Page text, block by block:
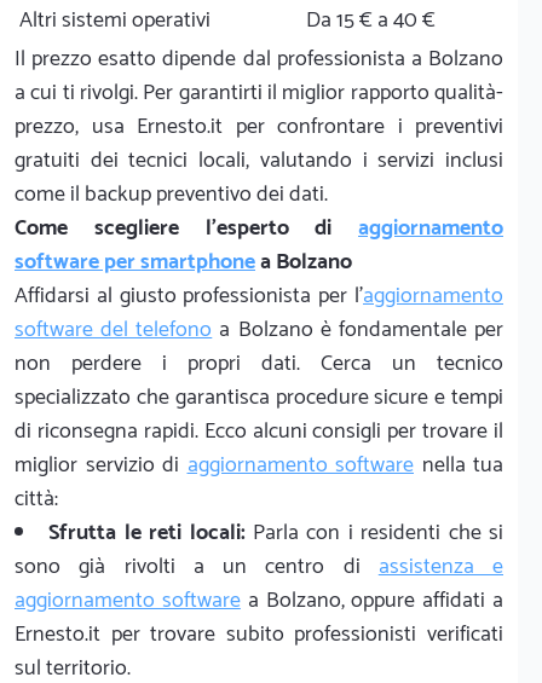
Altri sistemi operativi
Da 15 € a 40 €
Il prezzo esatto dipende dal professionista a Bolzano
a cui ti rivolgi. Per garantirti il miglior rapporto qualità-
prezzo, usa Ernesto.it per confrontare i preventivi
gratuiti dei tecnici locali, valutando i servizi inclusi
come il backup preventivo dei dati.
Come scegliere l'esperto di aggiornamento
software per smartphonea Bolzano
Affidarsi al giusto professionista per l'aggiornamento
software del telefonoa Bolzano è fondamentale per
non perdere i propri dati. Cerca un tecnico
specializzato che garantisca procedure sicure e tempi
di riconsegna rapidi. Ecco alcuni consigli per trovare il
miglior servizio diaggiornamento software nella tua
città:
Sfrutta le reti locali:Parla con i residenti che si
sono già rivolti a un centro diassistenza e
aggiornamento softwarea Bolzano, oppure affidati a
Ernesto.it per trovare subito professionisti verificati
sul territorio.